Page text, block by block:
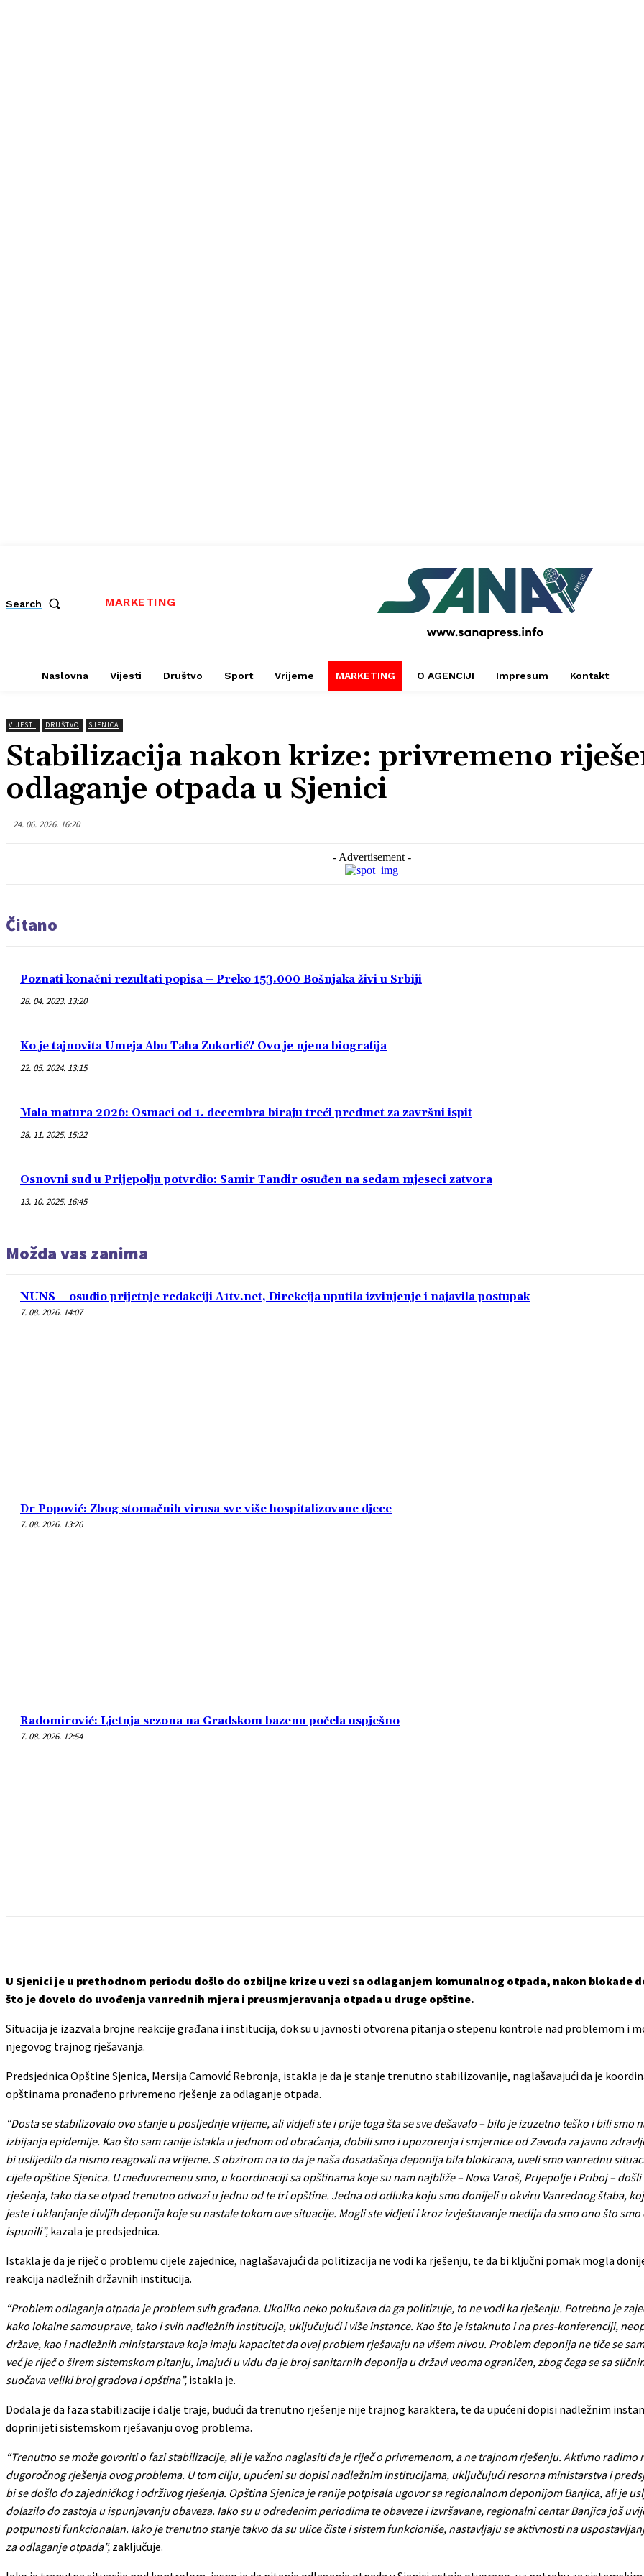
Search MARKETING
PRESS
Naslovna Vijesti Društvo Sport Vrijeme MARKETING O AGENCIJI Impresum Kontakt
VIJESTI DRUŠTVO SJENICA
Stabilizacija nakon krize: privremeno
odlaganje otpada u Sjenici
24. 06. 2026. 16:20
- Advertisement -
Čitano
Poznati konačni rezultati popisa – Preko 153.000 Bošnjaka živi u Srbiji
28. 04. 2023. 13:20
Ko je tajnovita Umeja Abu Taha Zukorlić? Ovo je njena biografija
22. 05. 2024. 13:15
Mala matura 2026: Osmaci od 1. decembra biraju treći predmet za završni ispit
28. 11. 2025. 15:22
Osnovni sud u Prijepolju potvrdio: Samir Tandir osuđen na sedam mjeseci zatvora
13. 10. 2025. 16:45
Možda vas zanima
NUNS – osudio prijetnje redakciji A1tv.net, Direkcija uputila izvinjenje i najavila postupak
7. 08. 2026. 14:07
Dr Popović: Zbog stomačnih virusa sve više hospitalizovane djece
7. 08. 2026. 13:26
Radomirović: Ljetnja sezona na Gradskom bazenu počela uspješno
7. 08. 2026. 12:54
U Sjenici je u prethodnom periodu došlo do ozbiljne krize u vezi sa odlaganjem komunalnog otpada, nakon blokade
što je dovelo do uvođenja vanrednih mjera i preusmjeravanja otpada u druge opštine.
Situacija je izazvala brojne reakcije građana i institucija, dok su u javnosti otvorena pitanja o stepenu kontrole nad problemom i
njegovog trajnog rješavanja.
Predsjednica Opštine Sjenica, Mersija Camović Rebronja, istakla je da je stanje trenutno stabilizovanije, naglašavajući da je
opštinama pronađeno privremeno rješenje za odlaganje otpada.
“Dosta se stabilizovalo ovo stanje u posljednje vrijeme, ali vidjeli ste i prije toga šta se sve dešavalo – bilo je izuzetno teško i bili smo
izbijanja epidemije. Kao što sam ranije istakla u jednom od obraćanja, dobili smo i upozorenja i smjernice od Zavoda za javno
bi uslijedilo da nismo reagovali na vrijeme. S obzirom na to da je naša dosadašnja deponija bila blokirana, uveli smo vanrednu
cijele opštine Sjenica. U međuvremenu smo, u koordinaciji sa opštinama koje su nam najbliže – Nova Varoš, Prijepolje i Priboj –
rješenja, tako da se otpad trenutno odvozi u jednu od te tri opštine. Jedna od odluka koju smo donijeli u okviru Vanrednog štaba,
jeste i uklanjanje divljih deponija koje su nastale tokom ove situacije. Mogli ste vidjeti i kroz izvještavanje medija da smo ono što smo
ispunili”, kazala je predsjednica.
Istakla je da je riječ o problemu cijele zajednice, naglašavajući da politizacija ne vodi ka rješenju, te da bi ključni pomak mogla
reakcija nadležnih državnih institucija.
“Problem odlaganja otpada je problem svih građana. Ukoliko neko pokušava da ga politizuje, to ne vodi ka rješenju. Potrebno je
kako lokalne samouprave, tako i svih nadležnih institucija, uključujući i više instance. Kao što je istaknuto i na pres-konferenciji,
države, kao i nadležnih ministarstava koja imaju kapacitet da ovaj problem rješavaju na višem nivou. Problem deponija ne tiče se
već je riječ o širem sistemskom pitanju, imajući u vidu da je broj sanitarnih deponija u državi veoma ograničen, zbog čega se sa
suočava veliki broj gradova i opština”, istakla je.
Dodala je da faza stabilizacije i dalje traje, budući da trenutno rješenje nije trajnog karaktera, te da upućeni dopisi nadležnim
doprinijeti sistemskom rješavanju ovog problema.
“Trenutno se može govoriti o fazi stabilizacije, ali je važno naglasiti da je riječ o privremenom, a ne trajnom rješenju. Aktivno radimo
dugoročnog rješenja ovog problema. U tom cilju, upućeni su dopisi nadležnim institucijama, uključujući resorna ministarstva i
bi se došlo do zajedničkog i održivog rješenja. Opština Sjenica je ranije potpisala ugovor sa regionalnom deponijom Banjica, ali je
dolazilo do zastoja u ispunjavanju obaveza. Iako su u određenim periodima te obaveze i izvršavane, regionalni centar Banjica još
potpunosti funkcionalan. Iako je trenutno stanje takvo da su ulice čiste i sistem funkcioniše, nastavljaju se aktivnosti na
za odlaganje otpada”, zaključuje.